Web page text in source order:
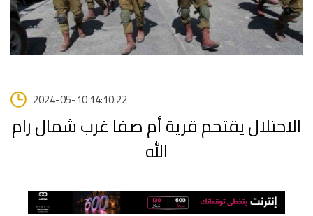
2024-05-10 14:10:22
الاحتلال يقتحم قرية أم صفا غرب شمال رام
الله